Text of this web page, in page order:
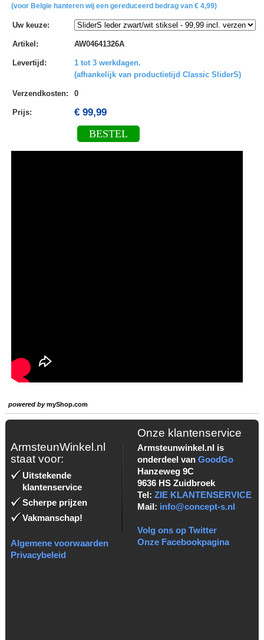
(voor Belgie hanteren wij een gereduceerd bedrag van € 4,99)
Uw keuze:
Artikel : AW04641326A
Levertijd :
1 tot 3 werkdagen.
(afhankelijk van productietijd Classic SliderS)
Verzendkosten: 0
Prijs: € 99,99
BESTEL
powered bymyShop.com
ArmsteunWinkel.nl
staat voor:
Uitstekende
klantenservice
Scherpe prijzen
Vakmanschap!
Algemene voorwaarden
Privacybeleid
Onze klantenservice
Armsteunwinkel.nl is
onderdeel van GoodGo
Hanzeweg 9C
9636 HS Zuidbroek
Tel: ZIE KLANTENSERVICE
Mail: info@concept-s.nl
Volg ons op Twitter
Onze Facebookpagina